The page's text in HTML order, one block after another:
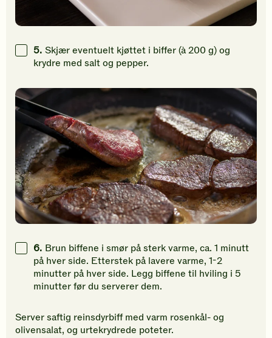
5. Skjær eventuelt kjøttet i biffer (à 200 g) og
krydre med salt og pepper.
6. Brun biffene i smør på sterk varme, ca. 1 minutt
på hver side. Etterstek på lavere varme, 1-2
minutter på hver side. Legg biffene til hviling i 5
minutter før du serverer dem.
Server saftig reinsdyrbiff med varm rosenkål- og
olivensalat, og urtekrydrede poteter.